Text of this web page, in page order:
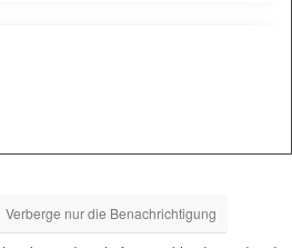
Verberge nur die Benachrichtigung